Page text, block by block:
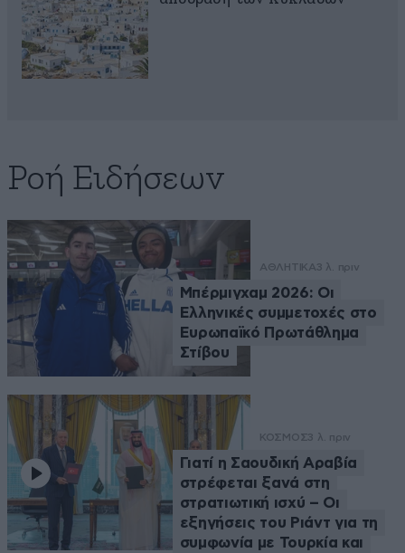
Ροή Ειδήσεων
ΑΘΛΗΤΙΚΑ3 λ. πριν
Μπέρμιγχαμ 2026: Οι
Ελληνικές συμμετοχές στο
Ευρωπαϊκό Πρωτάθλημα
Στίβου
ΚΟΣΜΟΣ3 λ. πριν
Γιατί η Σαουδική Αραβία
στρέφεται ξανά στη
στρατιωτική ισχύ – Οι
εξηγήσεις του Ριάντ για τη
συμφωνία με Τουρκία και